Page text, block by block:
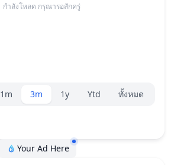
กำลังโหลด กรุณารอสักครู่
1m 3m 1y Ytd ทั้งหมด
Your Ad Here